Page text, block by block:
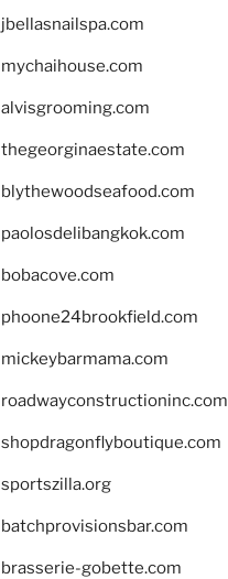
jbellasnailspa.com
mychaihouse.com
alvisgrooming.com
thegeorginaestate.com
blythewoodseafood.com
paolosdelibangkok.com
bobacove.com
phoone24brookfield.com
mickeybarmama.com
roadwayconstructioninc.com
shopdragonflyboutique.com
sportszilla.org
batchprovisionsbar.com
brasserie-gobette.com